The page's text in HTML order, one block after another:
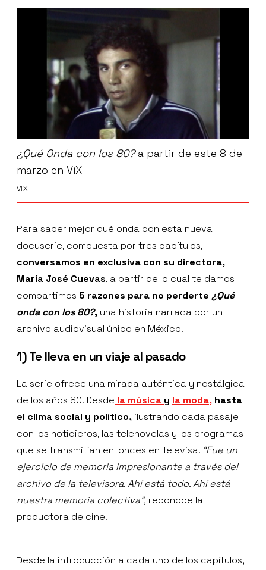
¿Qué Onda con los 80?a partir de este 8 de
marzo en ViX
VIX
Para saber mejor qué onda con esta nueva
docuserie, compuesta por tres capítulos,
conversamos en exclusiva con su directora,
María José Cuevas, a partir de lo cual te damos
compartimos 5 razones para no perderte ¿Qué
onda con los 80?, una historia narrada por un
archivo audiovisual único en México.
1) Te lleva en un viaje al pasado
La serie ofrece una mirada auténtica y nostálgica
de los años 80. Desde la música y la moda, hasta
el clima social y político, ilustrando cada pasaje
con los noticieros, las telenovelas y los programas
que se transmitían entonces en Televisa. “Fue un
ejercicio de memoria impresionante a través del
archivo de la televisora. Ahí está todo. Ahí está
nuestra memoria colectiva”, reconoce la
productora de cine.
Desde la introducción a cada uno de los capítulos,